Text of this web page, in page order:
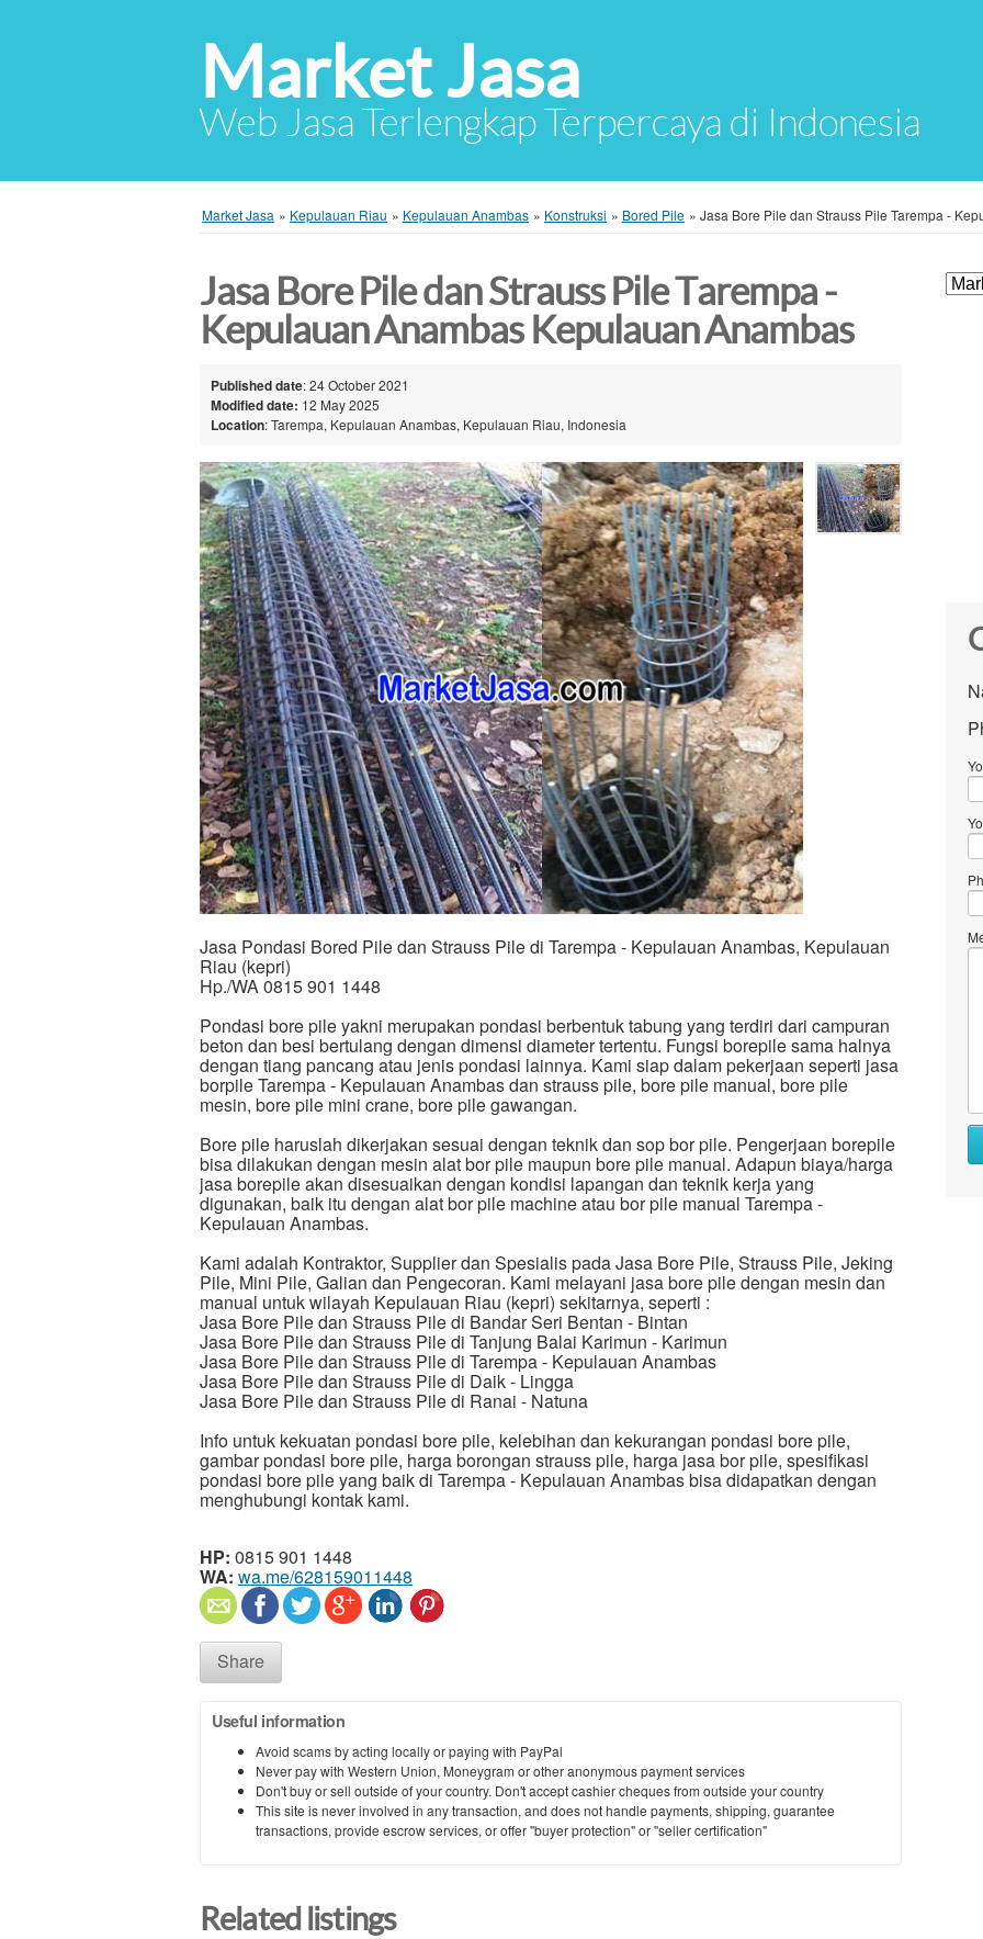
Market Jasa
Web Jasa Terlengkap Terpercaya di Indonesia
Market Jasa » Kepulauan Riau » Kepulauan Anambas » Konstruksi » Bored Pile » Jasa Bore Pile dan Strauss Pile Tarempa -
Jasa Bore Pile dan Strauss Pile Tarempa -
Kepulauan Anambas Kepulauan Anambas
Published date: 24 October 2021
Modified date: 12 May 2025
Location: Tarempa, Kepulauan Anambas, Kepulauan Riau, Indonesia
Jasa Pondasi Bored Pile dan Strauss Pile di Tarempa - Kepulauan Anambas, Kepulauan
Riau (kepri)
Hp./WA 0815 901 1448
Pondasi bore pile yakni merupakan pondasi berbentuk tabung yang terdiri dari campuran
beton dan besi bertulang dengan dimensi diameter tertentu. Fungsi borepile sama halnya
dengan tiang pancang atau jenis pondasi lainnya. Kami siap dalam pekerjaan seperti jasa
borpile Tarempa - Kepulauan Anambas dan strauss pile, bore pile manual, bore pile
mesin, bore pile mini crane, bore pile gawangan.
Bore pile haruslah dikerjakan sesuai dengan teknik dan sop bor pile. Pengerjaan borepile
bisa dilakukan dengan mesin alat bor pile maupun bore pile manual. Adapun biaya/harga
jasa borepile akan disesuaikan dengan kondisi lapangan dan teknik kerja yang
digunakan, baik itu dengan alat bor pile machine atau bor pile manual Tarempa -
Kepulauan Anambas.
Kami adalah Kontraktor, Supplier dan Spesialis pada Jasa Bore Pile, Strauss Pile, Jeking
Pile, Mini Pile, Galian dan Pengecoran. Kami melayani jasa bore pile dengan mesin dan
manual untuk wilayah Kepulauan Riau (kepri) sekitarnya, seperti :
Jasa Bore Pile dan Strauss Pile di Bandar Seri Bentan - Bintan
Jasa Bore Pile dan Strauss Pile di Tanjung Balai Karimun - Karimun
Jasa Bore Pile dan Strauss Pile di Tarempa - Kepulauan Anambas
Jasa Bore Pile dan Strauss Pile di Daik - Lingga
Jasa Bore Pile dan Strauss Pile di Ranai - Natuna
Info untuk kekuatan pondasi bore pile, kelebihan dan kekurangan pondasi bore pile,
gambar pondasi bore pile, harga borongan strauss pile, harga jasa bor pile, spesifikasi
pondasi bore pile yang baik di Tarempa - Kepulauan Anambas bisa didapatkan dengan
menghubungi kontak kami.
HP: 0815 901 1448
WA: wa.me/628159011448
Share
Useful information
Avoid scams by acting locally or paying with PayPal
Never pay with Western Union, Moneygram or other anonymous payment services
Don't buy or sell outside of your country. Don't accept cashier cheques from outside your country
This site is never involved in any transaction, and does not handle payments, shipping, guarantee
transactions, provide escrow services, or offer "buyer protection" or "seller certification"
Related listings